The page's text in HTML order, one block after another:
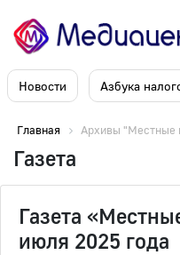
Новости Азбука
Главная Архивы "Местные
Газета
Газета
июля 2025 года